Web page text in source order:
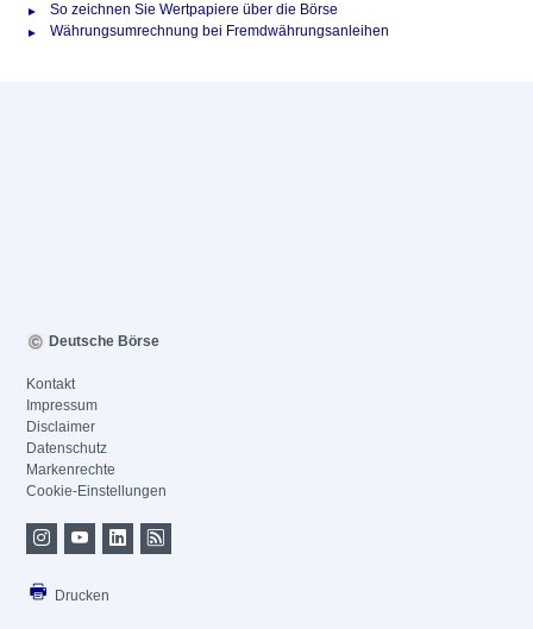
So zeichnen Sie Wertpapiere über die Börse
Währungsumrechnung bei Fremdwährungsanleihen
Deutsche Börse
Kontakt
Impressum
Disclaimer
Datenschutz
Markenrechte
Cookie-Einstellungen
Drucken